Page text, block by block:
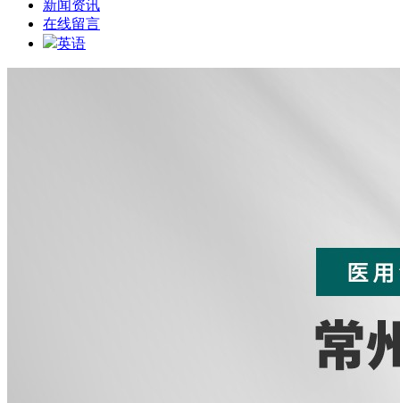
新闻资讯
在线留言
英语